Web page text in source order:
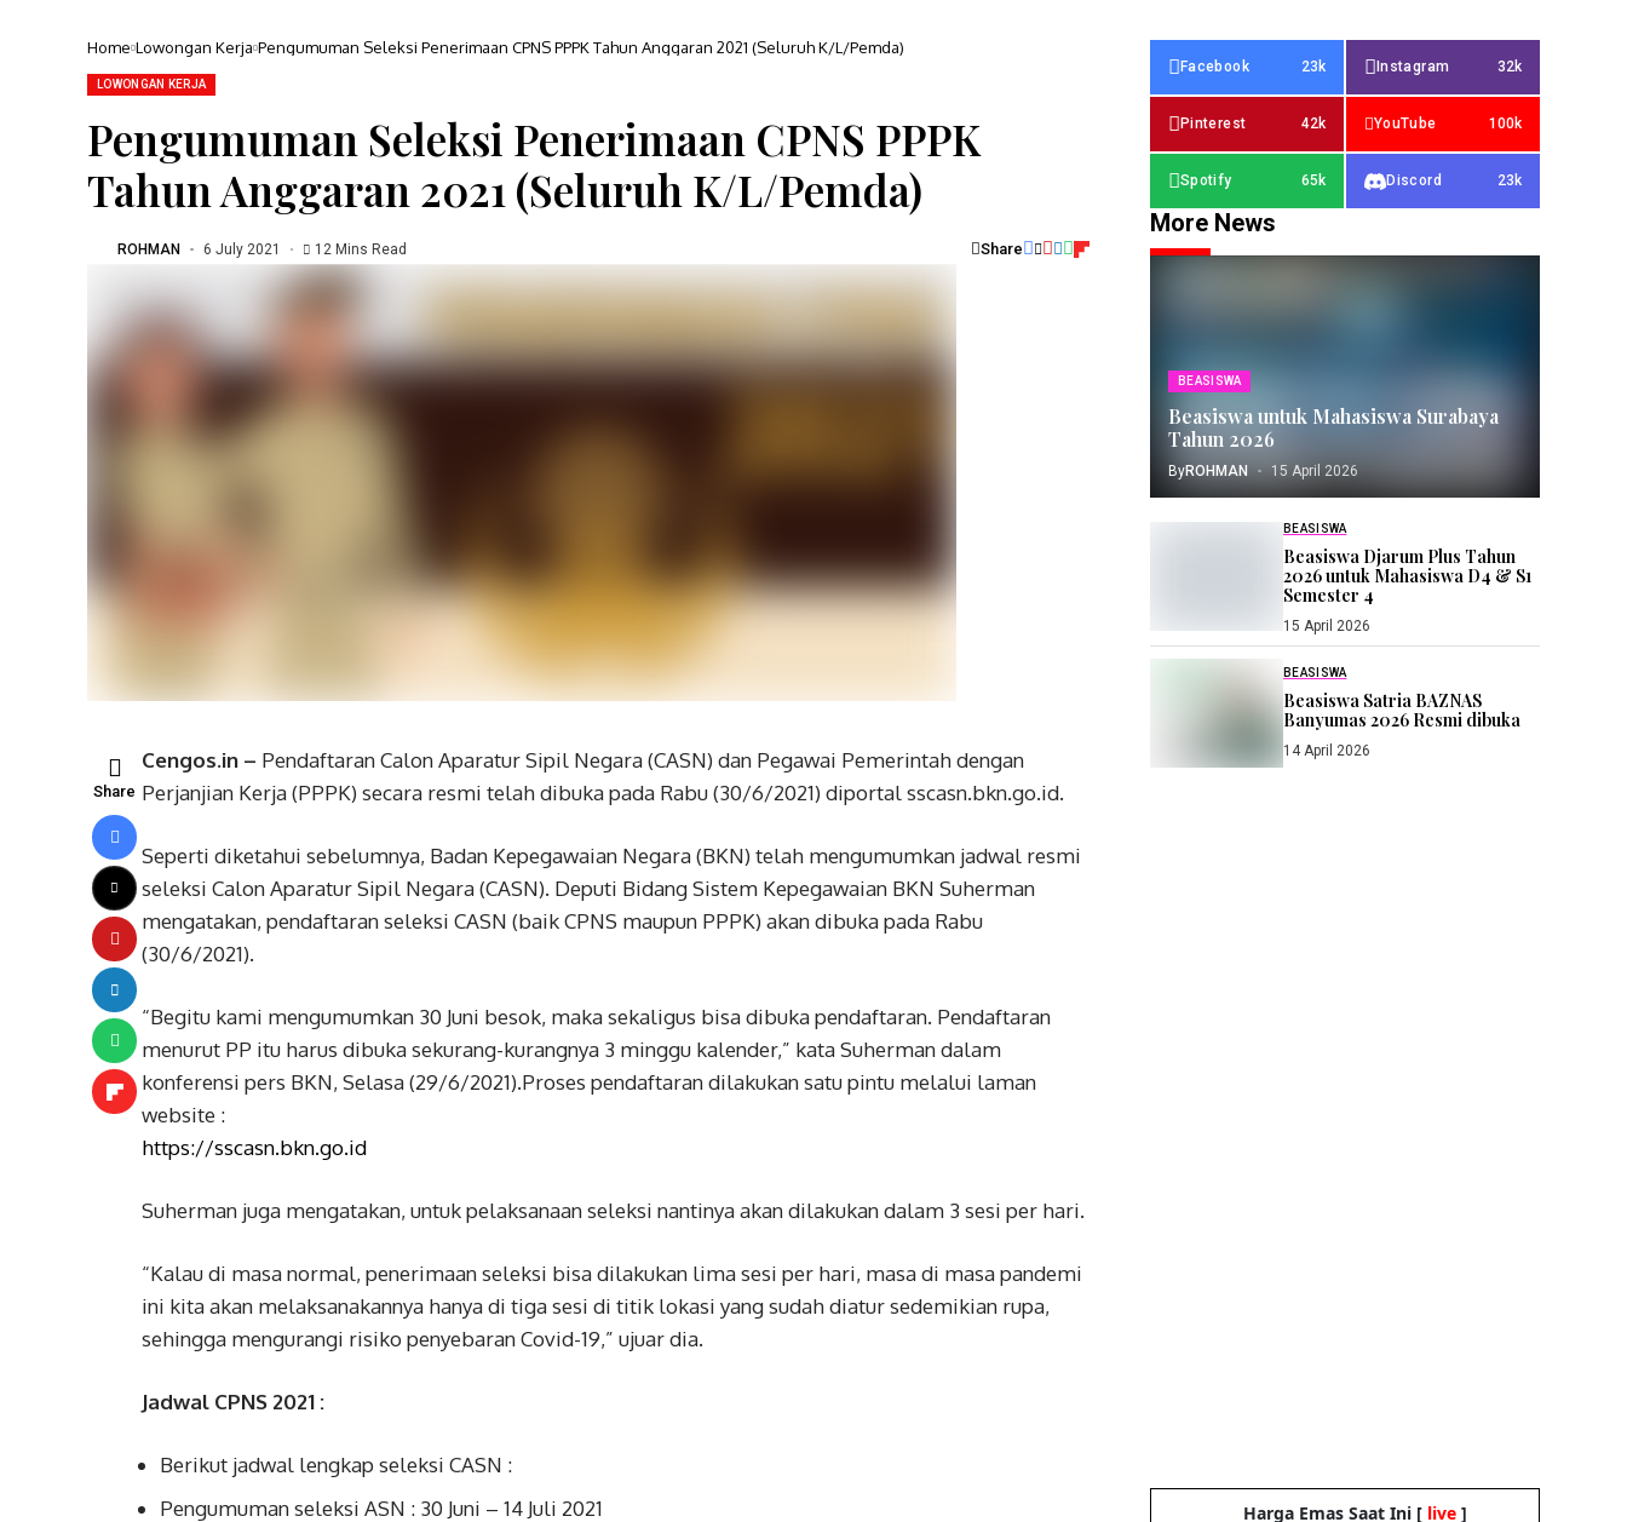
Home Lowongan Kerja Pengumuman Seleksi Penerimaan CPNS PPPK Tahun Anggaran 2021 (Seluruh K/L/Pemda)
LOWONGAN KERJA
Pengumuman Seleksi Penerimaan CPNS PPPK
Tahun Anggaran 2021 (Seluruh K/L/Pemda)
ROHMAN 6 July 2021 12 Mins Read Share
Share
Cengos.in – Pendaftaran Calon Aparatur Sipil Negara (CASN) dan Pegawai Pemerintah dengan
Perjanjian Kerja (PPPK) secara resmi telah dibuka pada Rabu (30/6/2021) diportal sscasn.bkn.go.id.
Seperti diketahui sebelumnya, Badan Kepegawaian Negara (BKN) telah mengumumkan jadwal resmi
seleksi Calon Aparatur Sipil Negara (CASN). Deputi Bidang Sistem Kepegawaian BKN Suherman
mengatakan, pendaftaran seleksi CASN (baik CPNS maupun PPPK) akan dibuka pada Rabu
(30/6/2021).
“Begitu kami mengumumkan 30 Juni besok, maka sekaligus bisa dibuka pendaftaran. Pendaftaran
menurut PP itu harus dibuka sekurang-kurangnya 3 minggu kalender,” kata Suherman dalam
konferensi pers BKN, Selasa (29/6/2021).Proses pendaftaran dilakukan satu pintu melalui laman
website :
https://sscasn.bkn.go.id
Suherman juga mengatakan, untuk pelaksanaan seleksi nantinya akan dilakukan dalam 3 sesi per hari.
“Kalau di masa normal, penerimaan seleksi bisa dilakukan lima sesi per hari, masa di masa pandemi
ini kita akan melaksanakannya hanya di tiga sesi di titik lokasi yang sudah diatur sedemikian rupa,
sehingga mengurangi risiko penyebaran Covid-19,” ujuar dia.
Jadwal CPNS 2021 :
Berikut jadwal lengkap seleksi CASN :
Pengumuman seleksi ASN : 30 Juni – 14 Juli 2021
Facebook 23k Instagram 32k
Pinterest 42k YouTube 100k
Spotify 65k Discord 23k
More News
BEASISWA
Beasiswa untuk Mahasiswa Surabaya
Tahun 2026
ByROHMAN 15 April 2026
BEASISWA
Beasiswa Djarum Plus Tahun
2026 untuk Mahasiswa D4 & S1
Semester 4
15 April 2026
BEASISWA
Beasiswa Satria BAZNAS
Banyumas 2026 Resmi dibuka
14 April 2026